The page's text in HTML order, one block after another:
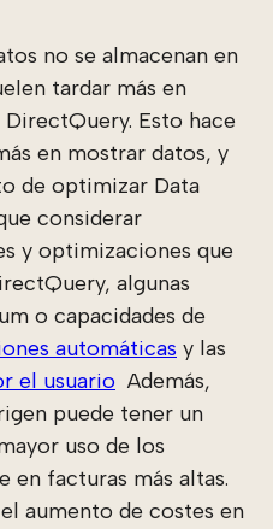
no se almacenan en
tardar más en
Esto hace
en mostrar datos, y
de optimizar Data
considerar
y optimizaciones que
algunas
o capacidades de
automáticas y las
el usuario Además,
puede tener un
uso de los
en facturas más altas.
aumento de costes en